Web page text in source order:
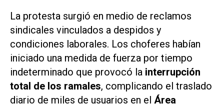
La protesta surgió en medio de reclamos
sindicales vinculados a despidos y
condiciones laborales. Los choferes habían
iniciado una medida de fuerza por tiempo
indeterminado que provocó la interrupción
total de los ramales, complicando el traslado
diario de miles de usuarios en el Área